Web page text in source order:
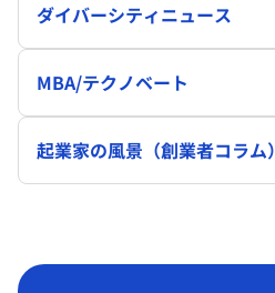
ダイバーシティニュース
MBA/テクノベート
起業家の風景（創業者コラム）